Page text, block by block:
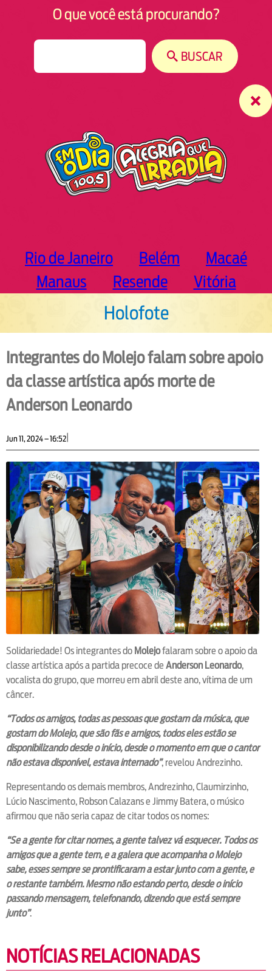
O que você está procurando?
BUSCAR
Rio de Janeiro Belém
Macaé
Manaus
Resende Vitória
Holofote
Integrantes do Molejo falam sobre apoio
da classe artística após morte de
Anderson Leonardo
Jun 11, 2024 – 16:52|
Solidariedade! Os integrantes do Molejofalaram sobre o apoio da
classe artística após a partida precoce de Anderson Leonardo,
vocalista do grupo, que morreu em abril deste ano, vítima de um
câncer.
“Todos os amigos, todas as pessoas que gostam da música, que
gostam do Molejo, que são fãs e amigos, todos eles estão se
disponibilizando desde o início, desde o momento em que o cantor
não estava disponível, estava internado”, revelou Andrezinho.
Representando os demais membros, Andrezinho, Claumirzinho,
Lúcio Nascimento, Robson Calazans e Jimmy Batera, o músico
afirmou que não seria capaz de citar todos os nomes:
“Se a gente for citar nomes, a gente talvez vá esquecer. Todos os
amigos que a gente tem, e a galera que acompanha o Molejo
sabe, esses sempre se prontificaram a estar junto com a gente, e
o restante também. Mesmo não estando perto, desde o início
passando mensagem, telefonando, dizendo que está sempre
junto”.
NOTÍCIAS RELACIONADAS